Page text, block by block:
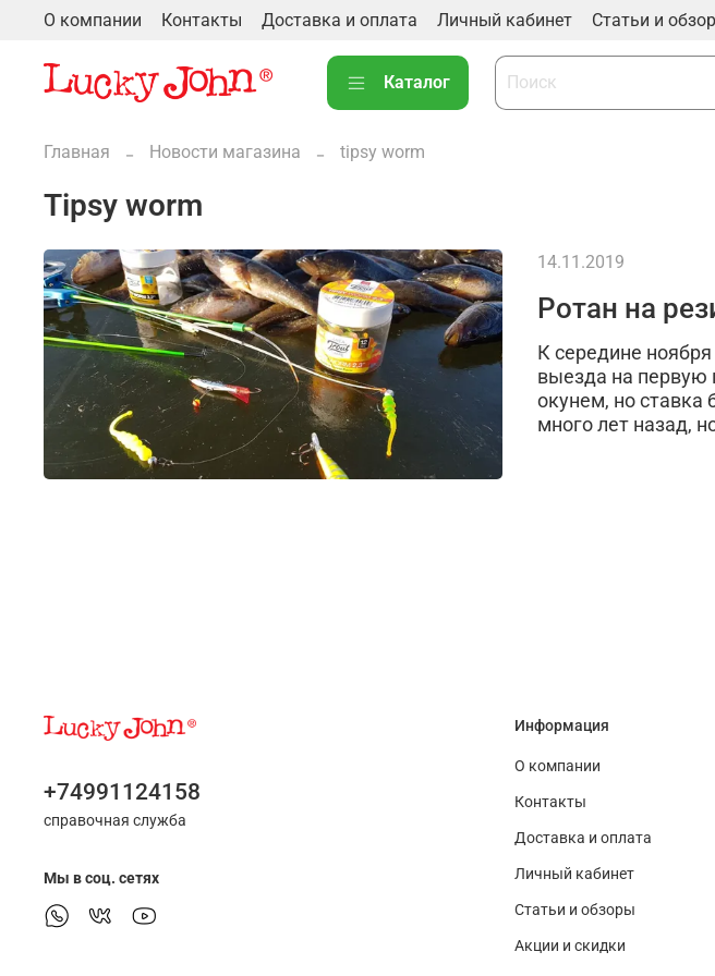
О компании Контакты Доставка и оплата Личный кабинет Статьи и
Каталог
Главная Новости магазина tipsy worm
tipsy worm
Ротан на
К середине
выезда на первую
окунем, но ставка
много лет назад,
14.11.2019
Информация
О компании
Контакты
Доставка и оплата
Личный кабинет
Статьи и обзоры
Акции и скидки
+74991124158
справочная служба
Мы в соц. сетях